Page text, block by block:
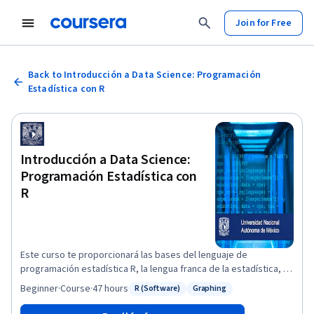
Join for Free
Back to Introducción a Data Science: Programación
Estadística con R
Introducción a Data Science:
Programación Estadística con
R
Este curso te proporcionará las bases del lenguaje de
programación estadística R, la lengua franca de la estadística, el
cual te permitirá escribir programas que lean, manipulen y
analicen datos cuantitativos. Te explicaremos la instalación del
lenguaje; también verás una introducción a los sistemas base de
Status: R (Software)
R (Software)
Status: Graphing
Graphing
Beginner·Course·47 hours